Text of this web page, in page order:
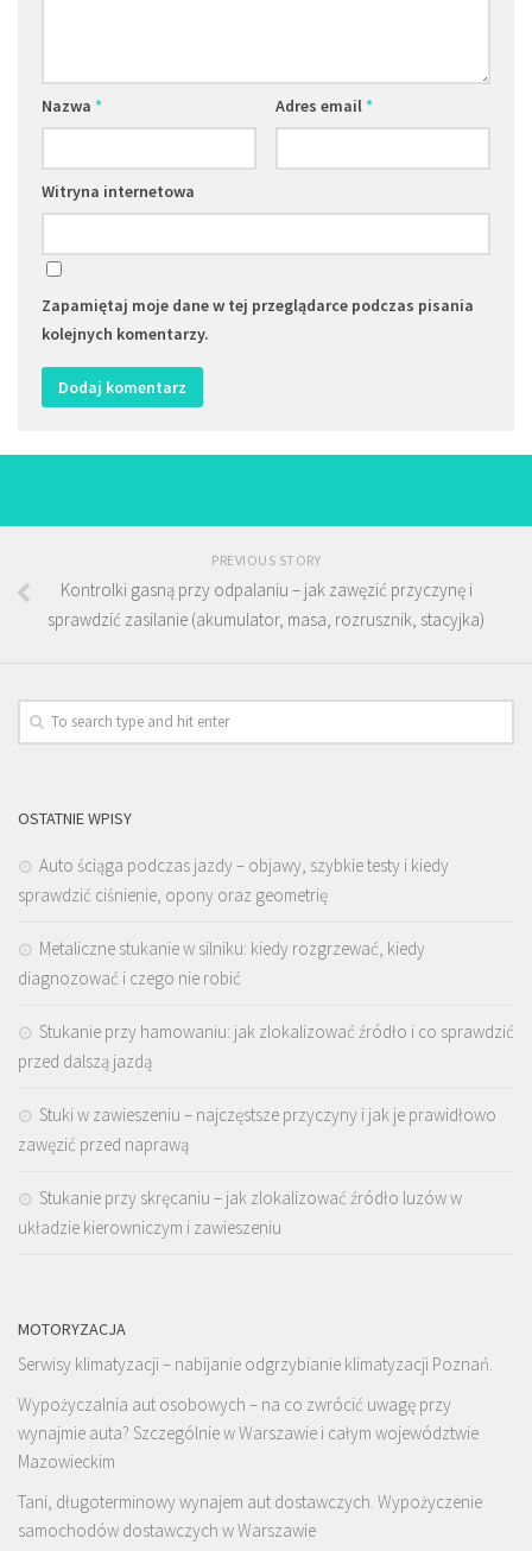
Nazwa * Adres email*
Witryna internetowa
Zapamiętaj moje dane w tej przeglądarce podczas pisania
kolejnych komentarzy.
PREVIOUS STORY
Kontrolki gasną przy odpalaniu – jak zawęzić przyczynę i
sprawdzić zasilanie (akumulator, masa, rozrusznik, stacyjka)
OSTATNIE WPISY
Auto ściąga podczas jazdy – objawy, szybkie testy i kiedy
sprawdzić ciśnienie, opony oraz geometrię
Metaliczne stukanie w silniku: kiedy rozgrzewać, kiedy
diagnozować i czego nie robić
Stukanie przy hamowaniu: jak zlokalizować źródło i co sprawdzić
przed dalszą jazdą
Stuki w zawieszeniu – najczęstsze przyczyny i jak je prawidłowo
zawęzić przed naprawą
Stukanie przy skręcaniu – jak zlokalizować źródło luzów w
układzie kierowniczym i zawieszeniu
MOTORYZACJA
Serwisy klimatyzacji – nabijanie odgrzybianie klimatyzacji Poznań.
Wypożyczalnia aut osobowych – na co zwrócić uwagę przy
wynajmie auta? Szczególnie w Warszawie i całym województwie
Mazowieckim
Tani, długoterminowy wynajem aut dostawczych. Wypożyczenie
samochodów dostawczych w Warszawie